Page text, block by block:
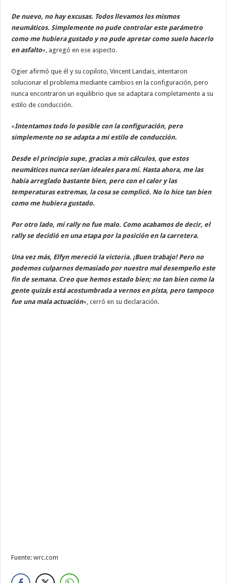
De nuevo, no hay excusas. Todos llevamos los mismos
neumáticos. Simplemente no pude controlar este parámetro
como me hubiera gustado y no pude apretar como suelo hacerlo
en asfalto«, agregó en ese aspecto.
Ogier afirmó que él y su copiloto, Vincent Landais, intentaron
solucionar el problema mediante cambios en la configuración, pero
nunca encontraron un equilibrio que se adaptara completamente a su
estilo de conducción.
«Intentamos todo lo posible con la configuración, pero
simplemente no se adapta a mi estilo de conducción.
Desde el principio supe, gracias a mis cálculos, que estos
neumáticos nunca serían ideales para mí. Hasta ahora, me las
había arreglado bastante bien, pero con el calor y las
temperaturas extremas, la cosa se complicó. No lo hice tan bien
como me hubiera gustado.
Por otro lado, mi rally no fue malo. Como acabamos de decir, el
rally se decidió en una etapa por la posición en la carretera.
Una vez más, Elfyn mereció la victoria. ¡Buen trabajo! Pero no
podemos culparnos demasiado por nuestro mal desempeño este
fin de semana. Creo que hemos estado bien; no tan bien como la
gente quizás está acostumbrada a vernos en pista, pero tampoco
fue una mala actuación«, cerró en su declaración.
Fuente: wrc.com